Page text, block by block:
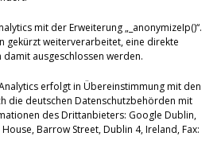
mit der Erweiterung „_anonymizeIp()“.
gekürzt weiterverarbeitet, eine direkte
ausgeschlossen werden.
erfolgt in Übereinstimmung mit den
die deutschen Datenschutzbehörden mit
des Drittanbieters: Google Dublin,
Barrow Street, Dublin 4, Ireland, Fax: